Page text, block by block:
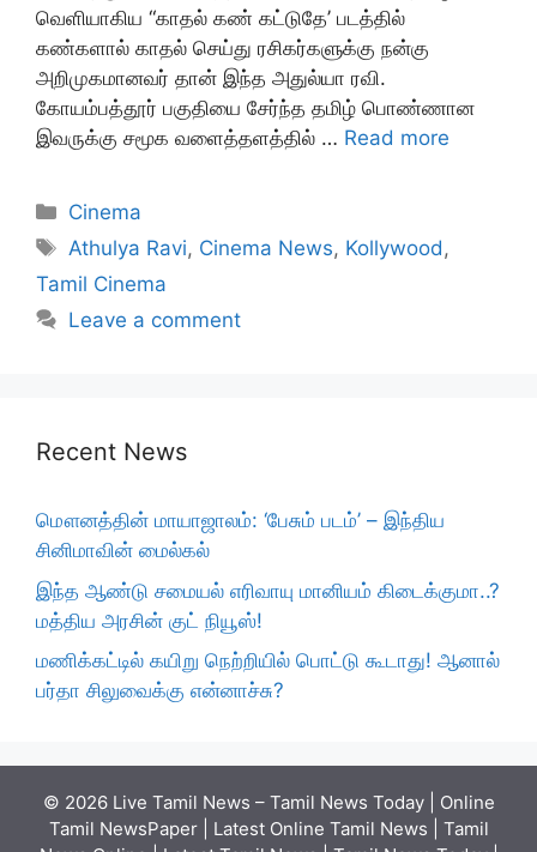
வெளியாகிய “காதல் கண் கட்டுதே’ படத்தில்
கண்களால் காதல் செய்து ரசிகர்களுக்கு நன்கு
அறிமுகமானவர் தான் இந்த அதுல்யா ரவி.
கோயம்பத்தூர் பகுதியை சேர்ந்த தமிழ் பொண்ணான
இவருக்கு சமூக வளைத்தளத்தில் … Read more
Categories
Cinema
Tags
Athulya Ravi, Cinema News, Kollywood,
Tamil Cinema
Leave a comment
Recent News
மௌனத்தின் மாயாஜாலம்: ‘பேசும் படம்’ – இந்திய
சினிமாவின் மைல்கல்
இந்த ஆண்டு சமையல் எரிவாயு மானியம் கிடைக்குமா..?
மத்திய அரசின் குட் நியூஸ்!
மணிக்கட்டில் கயிறு நெற்றியில் பொட்டு கூடாது! ஆனால்
பர்தா சிலுவைக்கு என்னாச்சு?
© 2026 Live Tamil News – Tamil News Today | Online
Tamil NewsPaper | Latest Online Tamil News | Tamil